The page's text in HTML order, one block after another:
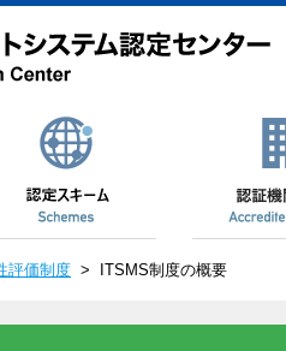
評価制度 > ITSMS制度の概要